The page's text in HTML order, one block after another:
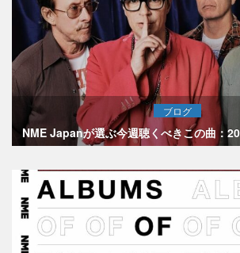
ブログ
NME Japanが選ぶ今週聴くべきこの曲：